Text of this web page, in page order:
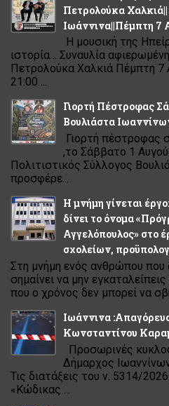
Πετρολούκα
Ιωάννινα||Πέμπτη 7
Η μουσική της
ιστορία… Συναυλία
Πετρολούκα Χαλκιά Πέμπτη
21:00 ...
Γιορτή Πέστροφας
Βουλιάστα
Γιορτή πέστροφας
,το Σάββατο 1
Πολιτιστικός Σύλλογος
προσφέρε...
Η μνήμη γίνεται
δίνει το όνομα
Αγγελόπουλος» στο
σχολείων,
Στη μνήμη ενός ανθρώπου που
σημαίνει να μην
που ο χρόνος δεν μπορεί να
Ιωάννινα
Κωνσταντίνου
Προσωρινές
Δήμαρχος
Τις διατάξεις του ν. 5314/
«Κώδικας ...